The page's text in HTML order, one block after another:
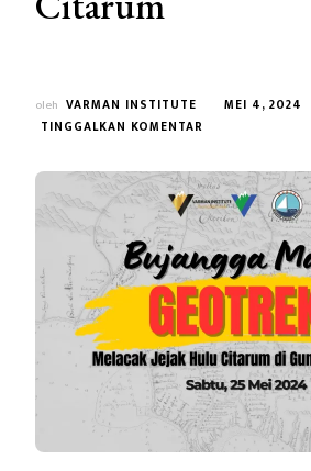
oleh VARMAN INSTITUTE
MEI 4, 2024
TINGGALKAN KOMENTAR
MANIK
GEOTREK
II:
GUNUNG
SEMBUNG
HULU
CITARUM